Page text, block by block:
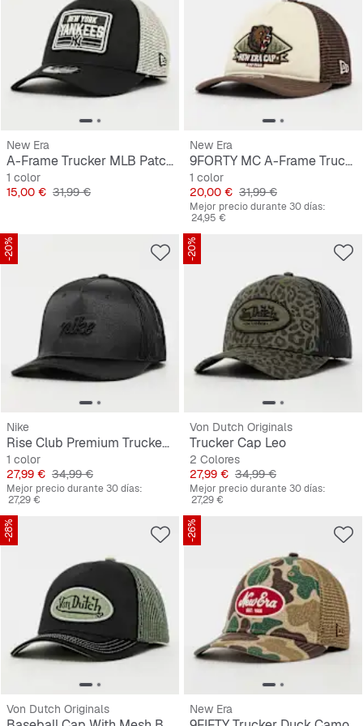
New Era
A-Frame Trucker MLB Patch New York Yankees
1 color
Precio
15,00 € Precio original
31,99 €
New Era
9FORTY MC A-Frame Trucker New Era Graphic
1 color
Precio
20,00 € Precio original
31,99 €
Mejor precio durante 30 días:
24,95 €
-20%
Nike
Rise Club Premium Trucker Cap
1 color
Precio
27,99 € Precio original
34,99 €
Mejor precio durante 30 días:
27,29 €
-20%
Von Dutch Originals
Trucker Cap Leo
2 Colores
Precio
27,99 € Precio original
34,99 €
Mejor precio durante 30 días:
27,29 €
-28%
Von Dutch Originals
-26%
New Era